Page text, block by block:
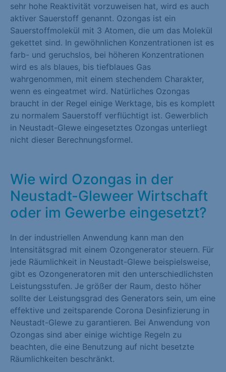
sehr hohe Reaktivität vorzuweisen hat, wird es auch
aktiver Sauerstoff genannt. Ozongas ist ein
Sauerstoffmolekül mit 3 Atomen, die um das Molekül
gekettet sind. In gewöhnlichen Konzentrationen ist es
farb- und geruchslos, bei höheren Konzentrationen
wird es als blaues, bis tiefblaues Gas
wahrgenommen, mit einem stechendem Charakter,
wenn es eingeatmet wird. Natürliches Ozongas
braucht in der Regel einige Werktage, bis es komplett
zu normalem Sauerstoff verflüchtigt ist. Gewerblich
in Neustadt-Glewe eingesetztes Ozongas unterliegt
nicht dieser Berechnungsformel.
Wie wird Ozongas in der
Neustadt-Gleweer Wirtschaft
oder im Gewerbe eingesetzt?
In der industriellen Anwendung kann man den
Intensitätsgrad mit einem Ozongenerator steuern. Für
jede Räumlichkeit in Neustadt-Glewe beispielsweise,
gibt es Ozongeneratoren mit den unterschiedlichsten
Leistungsstufen. Je größer der Raum, desto höher
sollte der Leistungsgrad des Generators sein, um eine
effektive und zeitsparende Corona Desinfizierung in
Neustadt-Glewe zu garantieren. Bei Anwendung von
Ozongas sind aber einige wichtige Regeln zu
beachten, die eine Benutzung auf nicht besetzte
Räumlichkeiten beschränkt.